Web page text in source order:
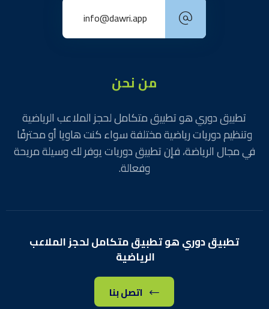
info@dawri.app
من نحن
تطبيق دوري هو تطبيق متكامل لحجز الملاعب الرياضية
وتنظيم دوريات رياضية مختلفة سواء كنت هاويا أو محترفًا
في مجال الرياضة، فإن تطبيق دوريات يوفر لك وسيلة مريحة
وفعالة.
تطبيق دوري هو تطبيق متكامل لحجز الملاعب
الرياضية
اتصل بنا